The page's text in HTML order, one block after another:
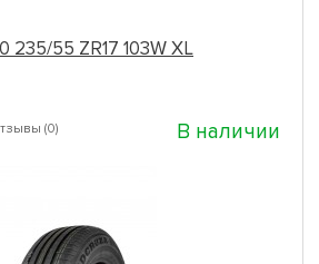
235/55 ZR17 103W XL
(0) В наличии